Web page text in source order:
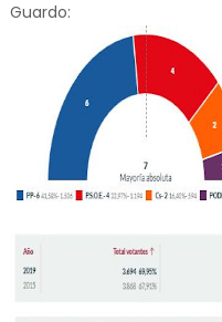
Guardo: